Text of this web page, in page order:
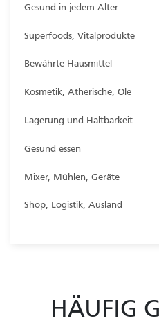
Gesund in jedem Alter
Superfoods, Vitalprodukte
Bewährte Hausmittel
Kosmetik, Ätherische, Öle
Lagerung und Haltbarkeit
Gesund essen
Mixer, Mühlen, Geräte
Shop, Logistik, Ausland
HÄUFIG